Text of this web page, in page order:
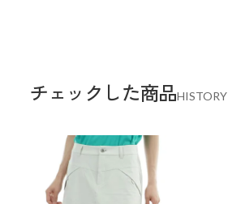
チェックした商品HISTORY